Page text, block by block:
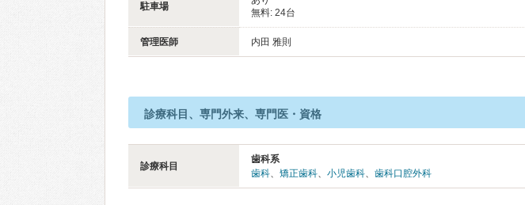
駐車場
無料: 24台
管理医師 内田 雅則
診療科目、専門外来、専門医・資格
診療科目
歯科系
歯科、 矯正歯科、 小児歯科、 歯科口腔外科